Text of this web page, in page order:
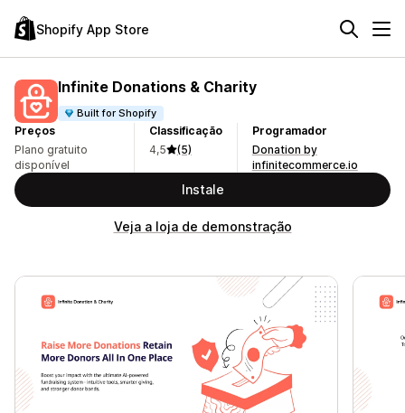
Shopify App Store
Infinite Donations & Charity
Built for Shopify
Preços
Plano gratuito
disponível
Classificação
4,5
(5)
Programador
Donation by
infinitecommerce.io
Instale
Veja a loja de demonstração